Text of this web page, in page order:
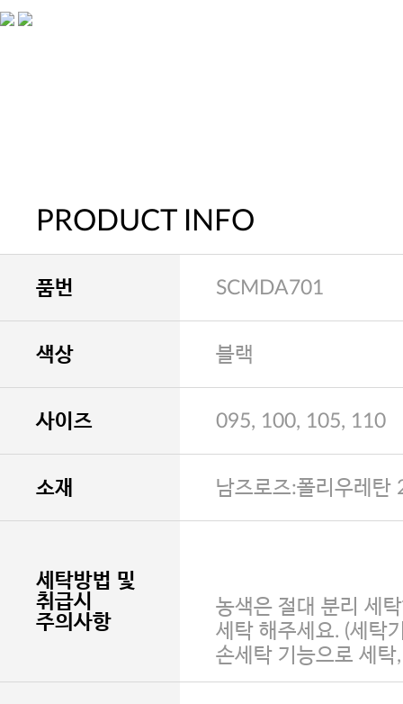
PRODUCT INFO
품번 SCMDA701
색상 블랙
사이즈 095, 100, 105, 110
소재 남즈로즈:폴리우레탄
세탁방법 및
취급시
주의사항
농색은 절대 분리 세
세탁 해주세요. (세탁
손세탁 기능으로 세탁